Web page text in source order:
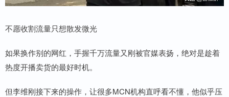
不愿收割流量只想散发微光
如果换作别的网红，手握千万流量又刚被官媒表扬，绝对是趁着
热度开播卖货的最好时机。
但李维刚接下来的操作，让很多MCN机构直呼看不懂，他似乎压